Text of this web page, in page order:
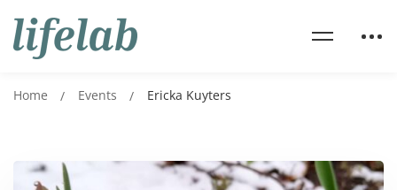
Home Events Ericka Kuyters